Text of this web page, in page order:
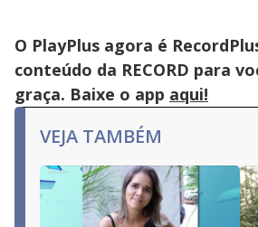
O PlayPlus agora é
conteúdo da RECORD para
graça. Baixe o app aqui!
VEJA TAMBÉM